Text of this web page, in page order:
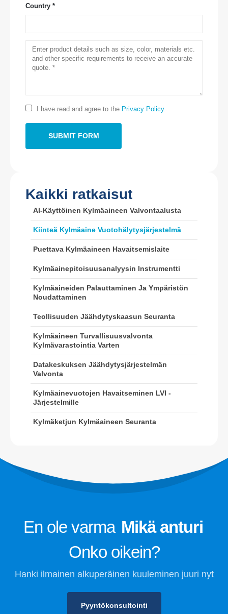
Kaikki ratkaisut
AI-Käyttöinen Kylmäaineen Valvontaalusta
Kiinteä Kylmäaine Vuotohälytysjärjestelmä
Puettava Kylmäaineen Havaitsemislaite
Kylmäainepitoisuusanalyysin Instrumentti
Kylmäaineiden Palauttaminen Ja Ympäristön
Noudattaminen
Teollisuuden Jäähdytyskaasun Seuranta
Kylmäaineen Turvallisuusvalvonta
Kylmävarastointia Varten
Datakeskuksen Jäähdytysjärjestelmän
Valvonta
Kylmäainevuotojen Havaitseminen LVI -
Järjestelmille
Kylmäketjun Kylmäaineen Seuranta
Country *
I have read and agree to the Privacy Policy.
En ole varma Mikä anturi
Onko oikein?
Hanki ilmainen alkuperäinen kuuleminen juuri nyt
Pyyntökonsultointi
: No.299 Jinsuo Road, kansallinen korkean teknologian vyöhyke,
Zhengzhou
: 18569903598
Wechat Whatsapp
Kuumat tuotteet
R290 -anturi
R454B -anturi
R32 -anturi
R410 -anturi
R454B -anturi
Ratkaisumme
Kylmäainevuotojen havaitseminen
LVI -järjestelmille
Datakeskuksen
Kylmäaineen turvallisuusvalvonta
seuranta
Nähdä enemmän
Winsen. © 2026. Kaikki oikeudet pidätetään